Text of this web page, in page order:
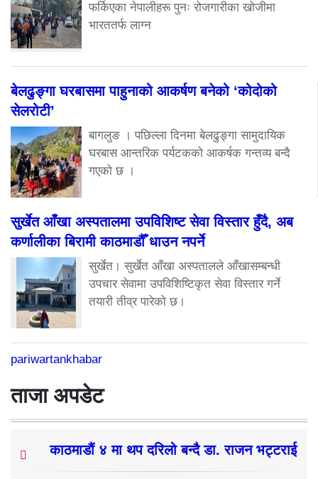
फर्किएका नेपालीहरू पुनः रोजगारीका खोजीमा
भारततर्फ लाग्न
बेलढुङ्गा घरबासमा पाहुनाको आकर्षण बनेको ‘कोदोको
सेलरोटी’
बागलुङ । पछिल्ला दिनमा बेलढुङ्गा सामुदायिक
घरबास आन्तरिक पर्यटकको आकर्षक गन्तव्य बन्दै
गएको छ ।
सुर्खेत आँखा अस्पतालमा उपविशिष्ट सेवा विस्तार हुँदै, अब
कर्णालीका बिरामी काठमाडौँ धाउन नपर्ने
सुर्खेत। सुर्खेत आँखा अस्पतालले आँखासम्बन्धी
उपचार सेवामा उपविशिष्टिकृत सेवा विस्तार गर्ने
तयारी तीव्र पारेको छ।
pariwartankhabar
ताजा अपडेट
काठमाडौं ४ मा थप दरिलो बन्दै डा. राजन भट्टराई